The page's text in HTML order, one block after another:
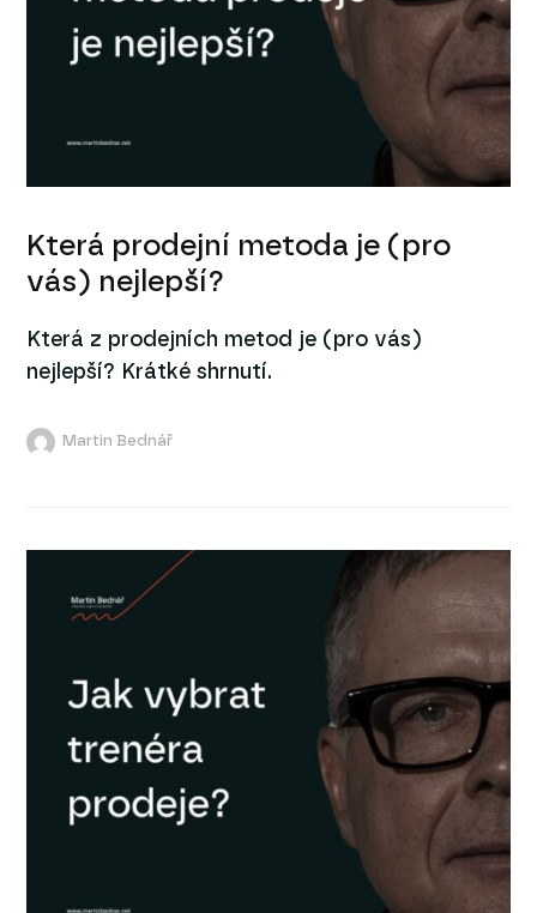
Která prodejní metoda je (pro
vás) nejlepší?
Která z prodejních metod je (pro vás)
nejlepší? Krátké shrnutí.
Martin Bednář